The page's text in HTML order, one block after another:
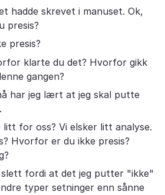
hadde skrevet i manuset. Ok,
presis?
presis?
klarte du det? Hvorfor gikk
gangen?
har jeg lært at jeg skal putte
litt for oss? Vi elsker litt analyse.
Hvorfor er du ikke presis?
fordi at det jeg putter "ikke"
typer setninger enn sånne